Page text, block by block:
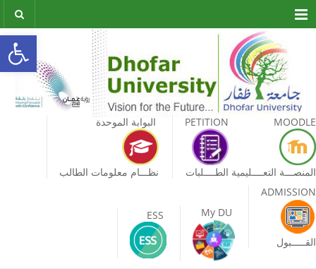
Menu
MOODLE
المنصـــة التعــــليمية
PETITION
الطــــلبات
البوابة الموحدة
نظـــام معلومات الطالب
ADMISSION
القـــــبول